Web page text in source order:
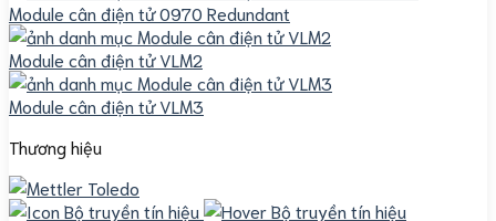
Module cân điện tử 0970 Redundant
Module cân điện tử VLM2
Module cân điện tử VLM3
Thương hiệu